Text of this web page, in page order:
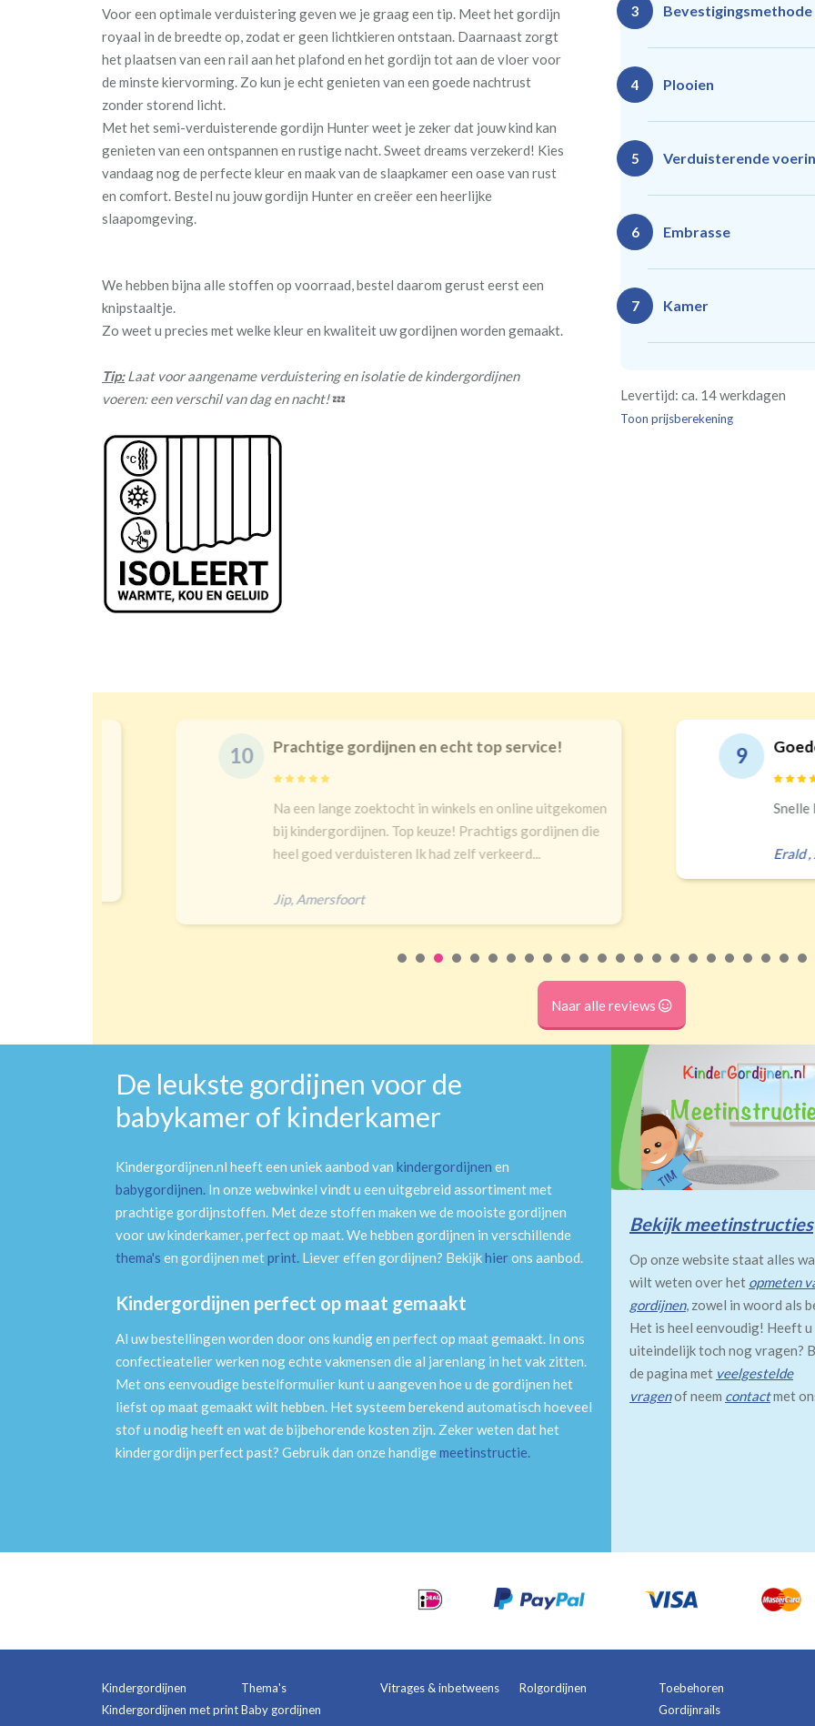
Voor een optimale verduistering geven we je graag een tip. Meet het gordijn
royaal in de breedte op, zodat er geen lichtkieren ontstaan. Daarnaast zorgt
het plaatsen van een rail aan het plafond en het gordijn tot aan de vloer voor
de minste kiervorming. Zo kun je echt genieten van een goede nachtrust
zonder storend licht.
Met het semi-verduisterende gordijn Hunter weet je zeker dat jouw kind kan
genieten van een ontspannen en rustige nacht. Sweet dreams verzekerd! Kies
vandaag nog de perfecte kleur en maak van de slaapkamer een oase van rust
en comfort. Bestel nu jouw gordijn Hunter en creëer een heerlijke
slaapomgeving.
We hebben bijna alle stoffen op voorraad, bestel daarom gerust eerst een
knipstaaltje.
Zo weet u precies met welke kleur en kwaliteit uw gordijnen worden gemaakt.
Tip:Laat voor aangename verduistering en isolatie de kindergordijnen
voeren: een verschil van dag en nacht!💤
ongelijke
3 Bevestigingsmethode
Rails
Rails
4 Plooien
Enkele plooi
5 Verduisterende
Gevoerde gordijnen
isoleert kou, warmte en
Geen extra
verduistering
6 Embrasse
Geen
7 Kamer
kamer is bestemd. Wij
verplicht, maar wel handig)
Levertijd: ca. 14 werkdagen
Toon prijsberekening
Prachtige gordijnen en echt top service!
Na een lange zoektocht in winkels en online uitgekomen
bij kindergordijnen. Top keuze! Prachtigs gordijnen die
heel goed verduisteren Ik had zelf verkeerd...
Amersfoort
Goede
Snelle
,Zeist
Naar alle reviews
De leukste gordijnen voor de
babykamer of kinderkamer
Kindergordijnen.nl heeft een uniek aanbod van kindergordijnen en
babygordijnen. In onze webwinkel vindt u een uitgebreid assortiment met
prachtige gordijnstoffen. Met deze stoffen maken we de mooiste gordijnen
voor uw kinderkamer, perfect op maat. We hebben gordijnen in verschillende
thema's en gordijnen metprint. Liever effen gordijnen? Bekijkhierons aanbod.
Kindergordijnen perfect op maat gemaakt
Al uw bestellingen worden door ons kundig en perfect op maat gemaakt. In ons
confectieatelier werken nog echte vakmensen die al jarenlang in het vak zitten.
Met ons eenvoudige bestelformulier kunt u aangeven hoe u de gordijnen het
liefst op maat gemaakt wilt hebben. Het systeem berekend automatisch hoeveel
stof u nodig heeft en wat de bijbehorende kosten zijn. Zeker weten dat het
kindergordijn perfect past? Gebruik dan onze handigemeetinstructie.
Bekijk meetinstructies
Op onze website staat alles
wilt weten over het opmeten
gordijnen, zowel in woord als
Het is heel eenvoudig! Heeft u
uiteindelijk toch nog vragen?
de pagina met veelgestelde
vragenof neem contactmet
Kindergordijnen
Kindergordijnen met print
Thema's
Baby gordijnen
Vitrages & inbetweens Rolgordijnen
Toebehoren
Gordijnrails